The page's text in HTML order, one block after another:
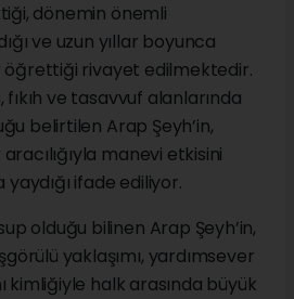
dönemin önemli
ve uzun yıllar boyunca
öğrettiği rivayet edilmektedir.
ve tasavvuf alanlarında
belirtilen Arap Şeyh’in,
manevi etkisini
ifade ediliyor.
olduğu bilinen Arap Şeyh’in,
yaklaşımı, yardımsever
kimliğiyle halk arasında büyük